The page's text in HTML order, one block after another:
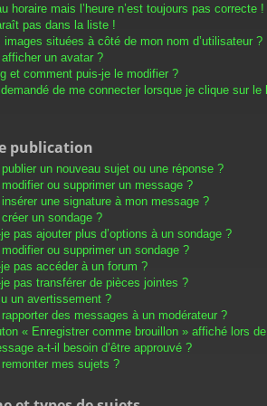
horaire mais l’heure n’est toujours pas correcte !
pas dans la liste !
situées à côté de mon nom d’utilisateur ?
un avatar ?
et comment puis-je le modifier ?
demandé de me connecter lorsque je clique sur le
publication
un nouveau sujet ou une réponse ?
ou supprimer un message ?
une signature à mon message ?
un sondage ?
pas ajouter plus d’options à un sondage ?
ou supprimer un sondage ?
pas accéder à un forum ?
pas transférer de pièces jointes ?
un avertissement ?
des messages à un modérateur ?
« Enregistrer comme brouillon » affiché lors
a-t-il besoin d’être approuvé ?
mes sujets ?